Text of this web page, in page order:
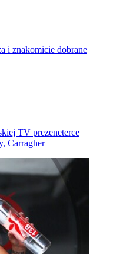
i znakomicie dobrane
TV prezeneterce
Carragher